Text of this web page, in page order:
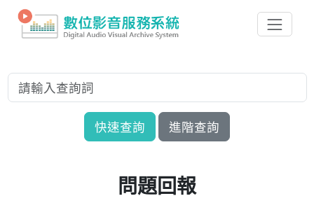
快速查詢 進階查詢
問題回報